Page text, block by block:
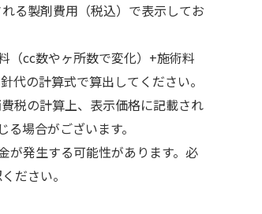
る製剤費用（税込）で表示してお
（cc数やヶ所数で変化）+施術料
代の計算式で算出してください。
税の計算上、表示価格に記載され
場合がございます。
が発生する可能性があります。必
ださい。